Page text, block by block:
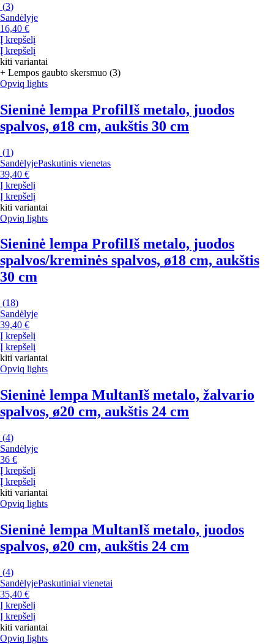
(3)
Sandėlyje
16,40 €
Į krepšelį
Į krepšelį
kiti variantai
+ Lempos gaubto skersmuo (3)
Opviq lights
Sieninė lempa ProfilIš metalo, juodos
spalvos, ø18 cm, aukštis 30 cm
(1)
SandėlyjePaskutinis vienetas
39,40 €
Į krepšelį
Į krepšelį
kiti variantai
Opviq lights
Sieninė lempa ProfilIš metalo, juodos
spalvos/kreminės spalvos, ø18 cm, aukštis
30 cm
(18)
Sandėlyje
39,40 €
Į krepšelį
Į krepšelį
kiti variantai
Opviq lights
Sieninė lempa MultanIš metalo, žalvario
spalvos, ø20 cm, aukštis 24 cm
(4)
Sandėlyje
36 €
Į krepšelį
Į krepšelį
kiti variantai
Opviq lights
Sieninė lempa MultanIš metalo, juodos
spalvos, ø20 cm, aukštis 24 cm
(4)
SandėlyjePaskutiniai vienetai
35,40 €
Į krepšelį
Į krepšelį
kiti variantai
Opviq lights